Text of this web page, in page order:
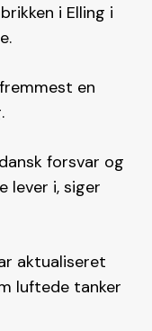
i Elling i
en
forsvar og
lever i, siger
aktualiseret
luftede tanker